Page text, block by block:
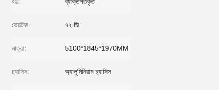
ভোল্টেজ: ৭২ ভি
মাত্রা: 5100*1845*1970MM
চ্যাসিস: অ্যালুমিনিয়াম চ্যাসিস